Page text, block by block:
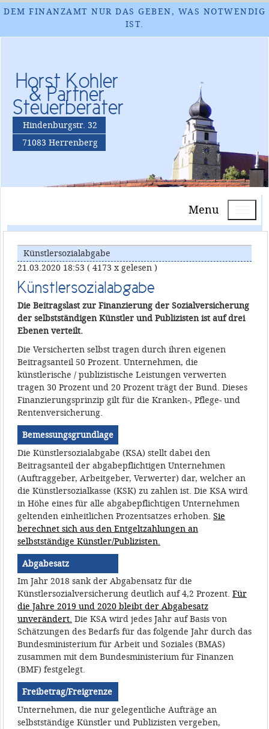
DEM FINANZAMT NUR DAS GEBEN, WAS NOTWENDIG
IST.
Horst Kohler
& Partner
Steuerberater
Hindenburgstr. 32
71083 Herrenberg
Menu
Künstlersozialabgabe
21.03.2020 18:53 ( 4173 x gelesen )
Künstlersozialabgabe
Die Beitragslast zur Finanzierung der Sozialversicherung
der selbstständigen Künstler und Publizisten ist auf drei
Ebenen verteilt.
Die Versicherten selbst tragen durch ihren eigenen
Beitragsanteil 50 Prozent. Unternehmen, die
künstlerische / publizistische Leistungen verwerten
tragen 30 Prozent und 20 Prozent trägt der Bund. Dieses
Finanzierungsprinzip gilt für die Kranken-, Pflege- und
Rentenversicherung.
Bemessungsgrundlage
Die Künstlersozialabgabe (KSA) stellt dabei den
Beitragsanteil der abgabepflichtigen Unternehmen
(Auftraggeber, Arbeitgeber, Verwerter) dar, welcher an
die Künstlersozialkasse (KSK) zu zahlen ist. Die KSA wird
in Höhe eines für alle abgabepflichtigen Unternehmen
geltenden einheitlichen Prozentsatzes erhoben. Sie
berechnet sich aus den Entgeltzahlungen an
selbstständige Künstler/Publizisten.
Abgabesatz
Im Jahr 2018 sank der Abgabensatz für die
Künstlersozialversicherung deutlich auf 4,2 Prozent. Für
die Jahre 2019 und 2020 bleibt der Abgabesatz
unverändert. Die KSA wird jedes Jahr auf Basis von
Schätzungen des Bedarfs für das folgende Jahr durch das
Bundesministerium für Arbeit und Soziales (BMAS)
zusammen mit dem Bundesministerium für Finanzen
(BMF) festgelegt.
Freibetrag/Freigrenze
Unternehmen, die nur gelegentliche Aufträge an
selbstständige Künstler und Publizisten vergeben,